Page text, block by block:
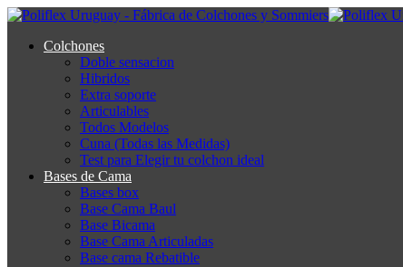
Colchones
Doble sensacion
Hibridos
Extra soporte
Articulables
Todos Modelos
Cuna (Todas las Medidas)
Test para Elegir tu colchon ideal
Bases de Cama
Bases box
Base Cama Baul
Base Bicama
Base Cama Articuladas
Base cama Rebatible